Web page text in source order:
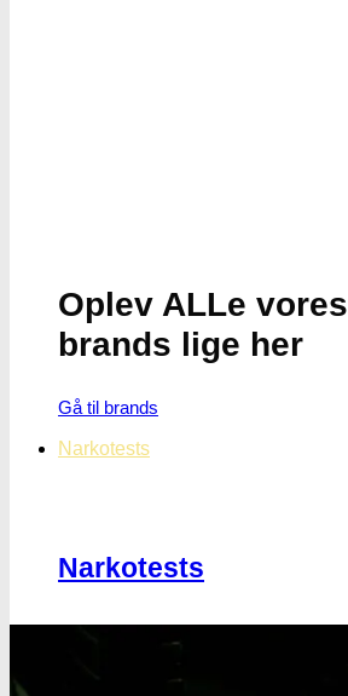
Oplev ALLe vores
brands lige her
Gå til brands
Narkotests
Narkotests